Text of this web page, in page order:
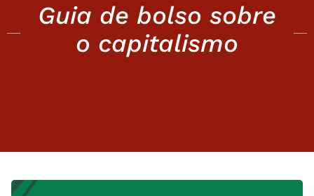
Guia de bolso sobre
o capitalismo